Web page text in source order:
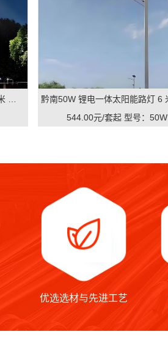
544.00元/套起 型号：50W
优选选材与先进工艺